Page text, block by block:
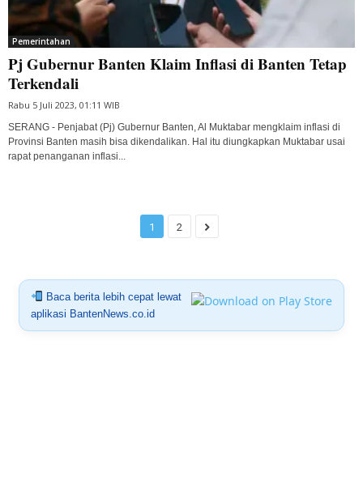
Pemerintahan
Pj Gubernur Banten Klaim Inflasi di Banten Tetap
Terkendali
Rabu 5 Juli 2023, 01:11 WIB
SERANG - Penjabat (Pj) Gubernur Banten, Al Muktabar mengklaim inflasi di
Provinsi Banten masih bisa dikendalikan. Hal itu diungkapkan Muktabar usai
rapat penanganan inflasi...
1 2
Baca berita lebih cepat lewat
aplikasi BantenNews.co.id